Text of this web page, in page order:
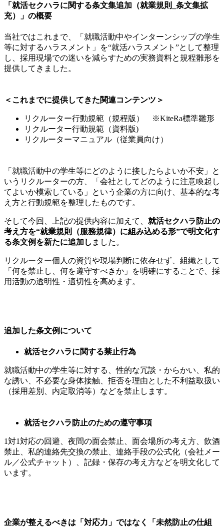
「就活セクハラに関する条文集追加（就業規則_条文集拡
充）」の概要
当社ではこれまで、「就職活動中やインターンシップの学生
等に対するハラスメント」を“就活ハラスメント”として整理
し、採用現場での迷いを減らすための実務資料と規程雛形を
提供してきました。
＜これまでに提供してきた関連コンテンツ＞
リクルーター行動規範（規程版） ※KiteRa標準雛形
リクルーター行動規範（資料版)
リクルーターマニュアル（従業員向け）
「就職活動中の学生等にどのように接したらよいか不安」と
いうリクルーターの方、「会社としてどのように注意喚起し
てよいか模索している」という企業の方に向け、基本的な考
え方と行動規範を整理したものです。
そして今回、上記の提供内容に加えて、 就活セクハラ防止の
考え方を“就業規則（服務規律）に組み込める形”で明文化す
る条文例を新たに追加し ました。
リクルーター個人の資質や現場判断に依存せず、組織として
「何を禁止し、何を遵守すべきか」を明確にすることで、採
用活動の透明性・適切性を高めます。
追加した条文例について
就活セクハラに関する禁止行為
就職活動中の学生等に対する、性的な冗談・からかい、私的
な誘い、不必要な身体接触、拒否を理由とした不利益取扱い
（採用差別、内定取消等）などを禁止します。
就活セクハラ防止のための遵守事項
1対1対応の回避、夜間の面会禁止、面会場所の考え方、飲酒
禁止、私的連絡先交換の禁止、連絡手段の公式化（会社メー
ル／公式チャット）、記録・保存の考え方などを明文化して
います。
企業が整えるべきは「対応力」ではなく「未然防止の仕組